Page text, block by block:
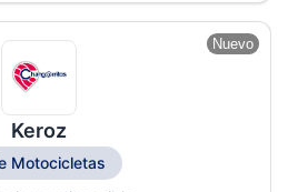
Nuevo
Keroz
Motocicletas